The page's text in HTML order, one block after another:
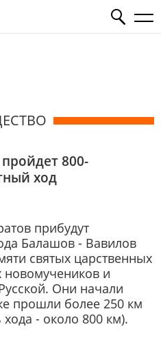
800-
ход
прибудут
Балашов - Вавилов
святых царственных
новомучеников и
Они начали
прошли более 250 км
- около 800 км).